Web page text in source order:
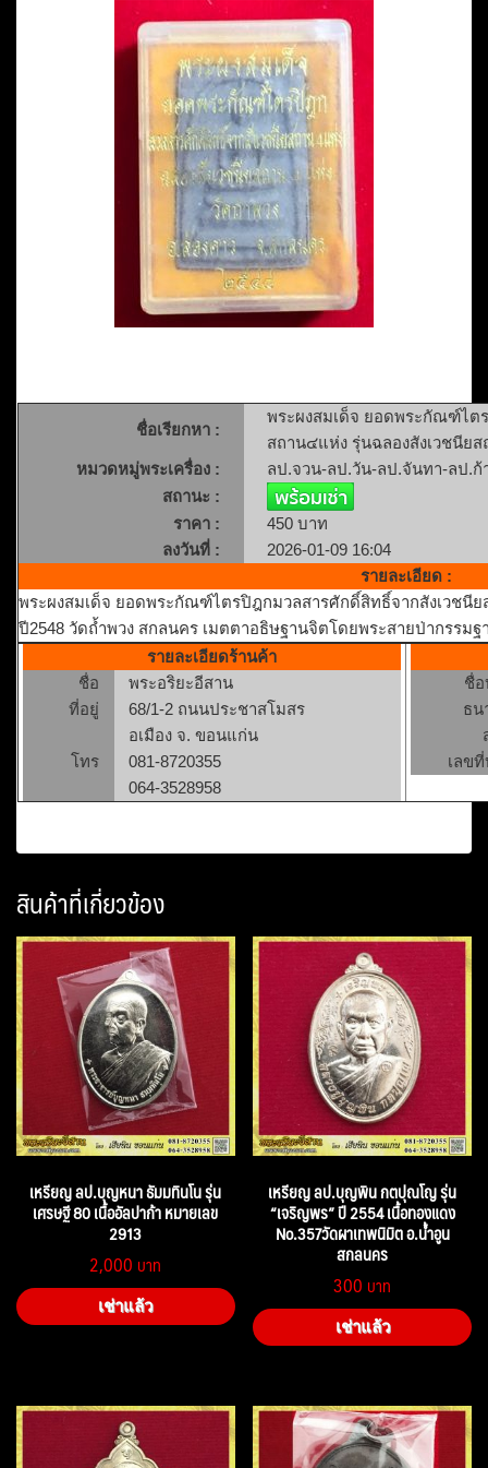
ชื่อเรียกหา :
พระผงสมเด็จ ยอดพระกัณฑ์ไต
สถาน๔แห่ง รุ่นฉลองสังเวชนียส
หมวดหมู่พระเครื่อง :
ลป.จวน-ลป.วัน-ลป.จันทา-ลป.ก้
สถานะ :
ราคา :
450 บาท
ลงวันที่ :
2026-01-09 16:04
รายละเอียด :
พระผงสมเด็จ ยอดพระกัณฑ์ไตรปิฎกมวลสารศักดิ์สิทธิ์จากสังเวชนีย
ปี2548 วัดถ้ำพวง สกลนคร เมตตาอธิษฐานจิตโดยพระสายป่ากรรม
รายละเอียดร้านค้า
ชื่อ
พระอริยะอีสาน
ที่อยู่
68/1-2 ถนนประชาสโมสร
อเมือง จ. ขอนแก่น
โทร
081-8720355
064-3528958
ชื่
ธน
เลข
สินค้าที่เกี่ยวข้อง
เหรียญ ลป.บุญหนา ธัมมทินโน รุ่น
เศรษฐี 80 เนื้ออัลปาก้า หมายเลข
2913
2,000
เช่าแล้ว
เหรียญ ลป.บุญพิน กตปุณโญ รุ่น
“เจริญพร” ปี 2554 เนื้อทองแดง
No.357วัดผาเทพนิมิต อ.น้ำอูน
สกลนคร
300
เช่าแล้ว